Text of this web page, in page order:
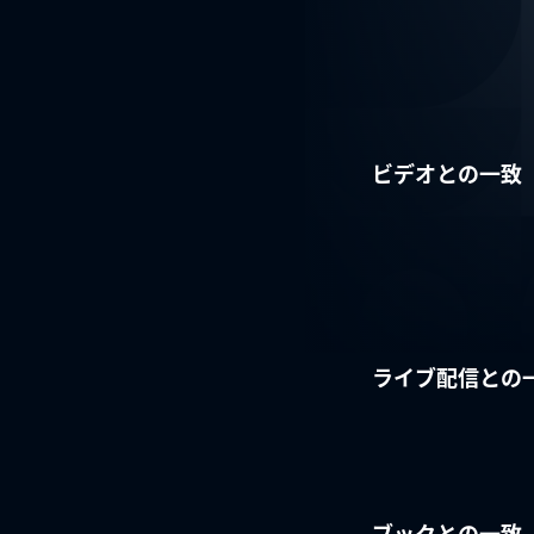
ビデオとの一致
ライブ配信との